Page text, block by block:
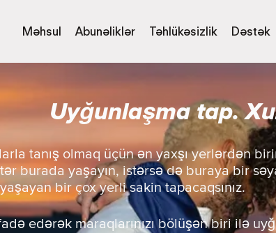
Məhsul Abunəliklər Təhlükəsizlik Dəstək
Uyğunlaşma tap.
tanış olmaq üçün ən yaxşı yerlərdən
burada yaşayın, istərsə də buraya bir
bir çox yerli sakin tapacaqsınız.
edərək maraqlarınızı bölüşən biri ilə